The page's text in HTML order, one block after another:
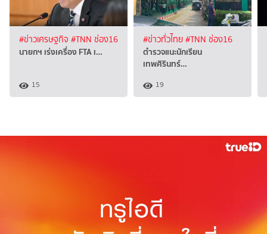
#ข่าวเศรษฐกิจ #TNN ช่อง16
นายกฯ เร่งเครื่อง FTA เ…
15
#ข่าวทั่วไทย#TNN ช่อง16
ตำรวจแนะนักเรียน
เทพศิรินทร์…
19